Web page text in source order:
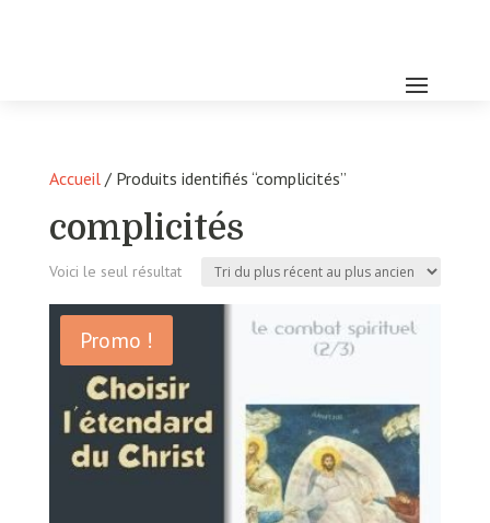
Accueil/ Produits identifiés “complicités”
complicités
Voici le seul résultat
Promo !